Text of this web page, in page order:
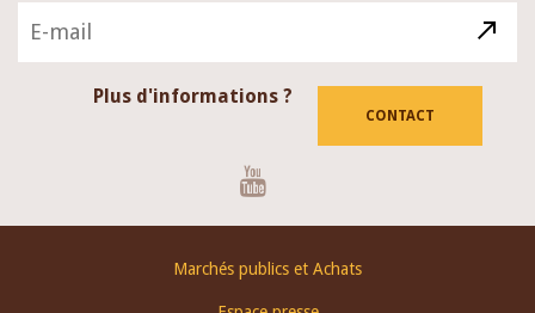
Plus d'informations ?
CONTACT
Marchés publics et Achats